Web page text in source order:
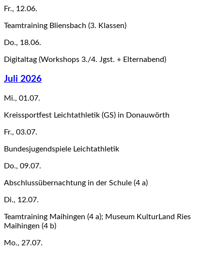
Fr., 12.06.
Teamtraining Bliensbach (3. Klassen)
Do., 18.06.
Digitaltag (Workshops 3./4. Jgst. + Elternabend)
Juli 2026
Mi., 01.07.
Kreissportfest Leichtathletik (GS) in Donauwörth
Fr., 03.07.
Bundesjugendspiele Leichtathletik
Do., 09.07.
Abschlussübernachtung in der Schule (4 a)
Di., 12.07.
Teamtraining Maihingen (4 a); Museum KulturLand Ries
Maihingen (4 b)
Mo., 27.07.